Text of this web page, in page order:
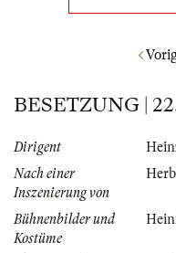
BESETZUNG |
Dirigent
Nach einer
Inszenierung von
Bühnenbilder und
Kostüme